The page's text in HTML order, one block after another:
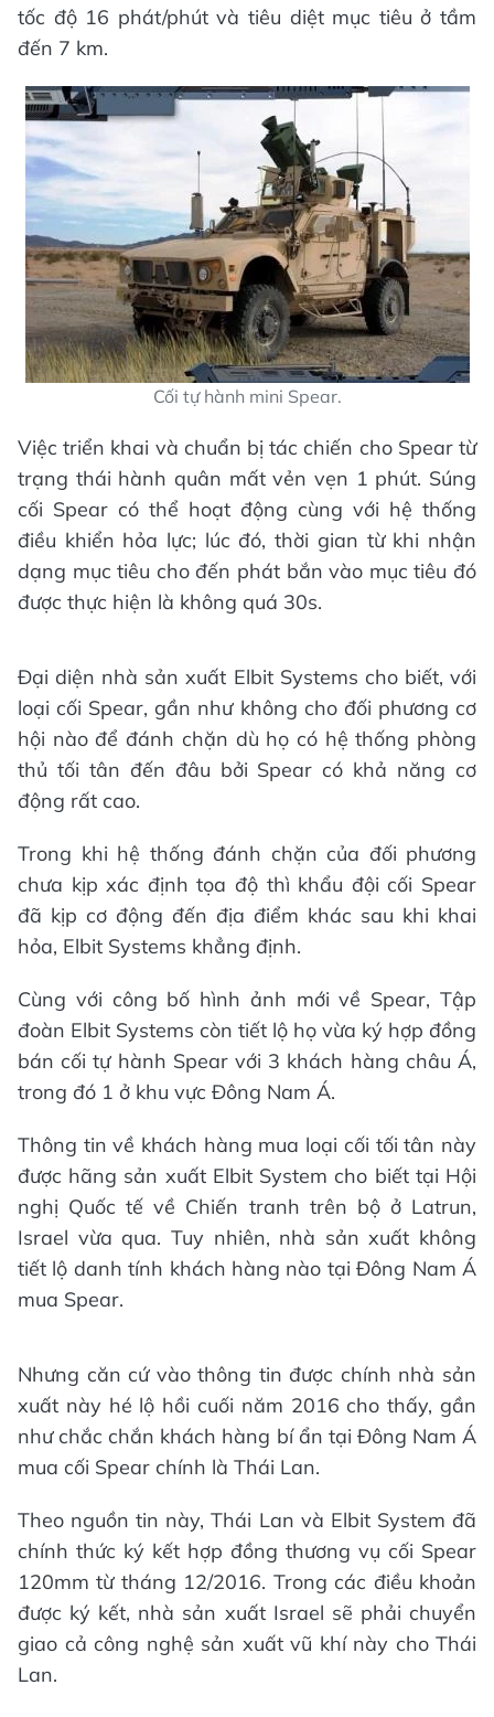
tốc độ 16 phát/phút và tiêu diệt mục tiêu ở tầm
đến 7 km.
Cối tự hành mini Spear.
Việc triển khai và chuẩn bị tác chiến cho Spear từ
trạng thái hành quân mất vẻn vẹn 1 phút. Súng
cối Spear có thể hoạt động cùng với hệ thống
điều khiển hỏa lực; lúc đó, thời gian từ khi nhận
dạng mục tiêu cho đến phát bắn vào mục tiêu đó
được thực hiện là không quá 30s.
Đại diện nhà sản xuất Elbit Systems cho biết, với
loại cối Spear, gần như không cho đối phương cơ
hội nào để đánh chặn dù họ có hệ thống phòng
thủ tối tân đến đâu bởi Spear có khả năng cơ
động rất cao.
Trong khi hệ thống đánh chặn của đối phương
chưa kịp xác định tọa độ thì khẩu đội cối Spear
đã kịp cơ động đến địa điểm khác sau khi khai
hỏa, Elbit Systems khẳng định.
Cùng với công bố hình ảnh mới về Spear, Tập
đoàn Elbit Systems còn tiết lộ họ vừa ký hợp đồng
bán cối tự hành Spear với 3 khách hàng châu Á,
trong đó 1 ở khu vực Đông Nam Á.
Thông tin về khách hàng mua loại cối tối tân này
được hãng sản xuất Elbit System cho biết tại Hội
nghị Quốc tế về Chiến tranh trên bộ ở Latrun,
Israel vừa qua. Tuy nhiên, nhà sản xuất không
tiết lộ danh tính khách hàng nào tại Đông Nam Á
mua Spear.
Nhưng căn cứ vào thông tin được chính nhà sản
xuất này hé lộ hồi cuối năm 2016 cho thấy, gần
như chắc chắn khách hàng bí ẩn tại Đông Nam Á
mua cối Spear chính là Thái Lan.
Theo nguồn tin này, Thái Lan và Elbit System đã
chính thức ký kết hợp đồng thương vụ cối Spear
120mm từ tháng 12/2016. Trong các điều khoản
được ký kết, nhà sản xuất Israel sẽ phải chuyển
giao cả công nghệ sản xuất vũ khí này cho Thái
Lan.